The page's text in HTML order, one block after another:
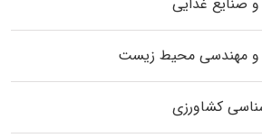
و مهندسی محیط زیست
کشاورزی